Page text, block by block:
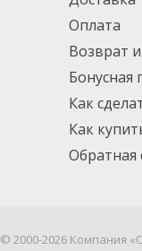
Оплата
Возврат
Бонусная
Как
Как
Обратная
© 2000-2026 Компания